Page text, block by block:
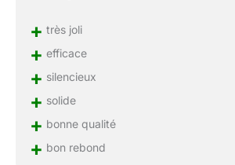
+ très joli
+ efficace
+ silencieux
+ solide
+ bonne qualité
+ bon rebond